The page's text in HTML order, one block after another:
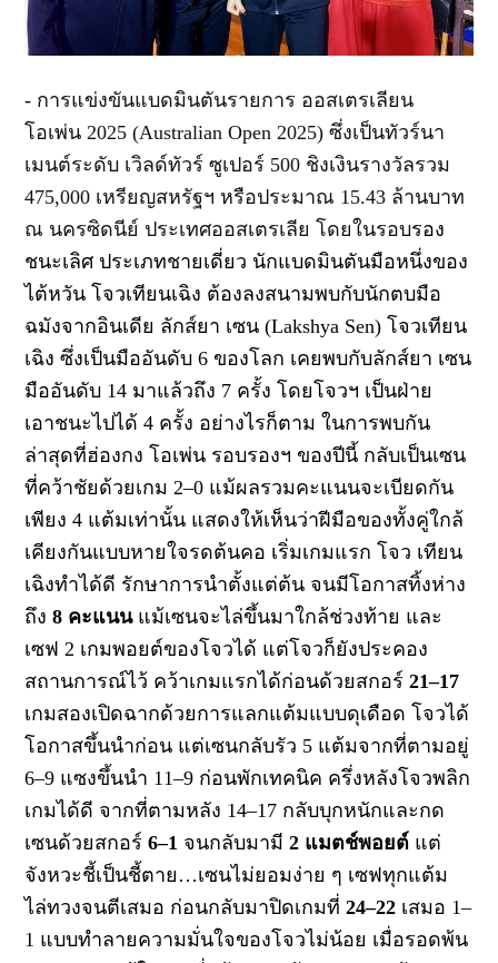
- การแข่งขันแบดมินตันรายการ ออสเตรเลียน
โอเพ่น2025 (Australian Open 2025)ซึ่งเป็นทัวร์นา
เมนต์ระดับ เวิลด์ทัวร์ ซูเปอร์ 500 ชิงเงินรางวัลรวม
475,000 เหรียญสหรัฐฯ หรือประมาณ 15.43 ล้านบาท
ณ นครซิดนีย์ ประเทศออสเตรเลีย โดยในรอบรอง
ชนะเลิศ ประเภทชายเดี่ยว นักแบดมินตันมือหนึ่งของ
ไต้หวัน โจวเทียนเฉิง ต้องลงสนามพบกับนักตบมือ
ฉมังจากอินเดีย ลักส์ยา เซน (Lakshya Sen)โจวเทียน
เฉิง ซึ่งเป็นมืออันดับ6 ของโลก เคยพบกับลักส์ยา เซน
มืออันดับ 14 มาแล้วถึง 7 ครั้งโดยโจวฯ เป็นฝ่าย
เอาชนะไปได้4 ครั้ง อย่างไรก็ตาม ในการพบกัน
ล่าสุดที่ฮ่องกง โอเพ่น รอบรองฯ ของปีนี้ กลับเป็นเซน
ที่คว้าชัยด้วยเกม2–0 แม้ผลรวมคะแนนจะเบียดกัน
เพียง4 แต้มเท่านั้น แสดงให้เห็นว่าฝีมือของทั้งคู่ใกล้
เคียงกันแบบหายใจรดต้นคอ เริ่มเกมแรก โจว เทียน
เฉิงทำได้ดี รักษาการนำตั้งแต่ต้น จนมีโอกาสทิ้งห่าง
ถึง8 คะแนน แม้เซนจะไล่ขึ้นมาใกล้ช่วงท้าย และ
เซฟ2 เกมพอยต์ของโจวได้ แต่โจวก็ยังประคอง
สถานการณ์ไว้ คว้าเกมแรกได้ก่อนด้วยสกอร์21–17
เกมสองเปิดฉากด้วยการแลกแต้มแบบดุเดือดโจวได้
โอกาสขึ้นนำก่อน แต่เซนกลับรัว 5 แต้มจากที่ตามอยู่
6–9 แซงขึ้นนำ 11–9 ก่อนพักเทคนิค ครึ่งหลังโจวพลิก
เกมได้ดี จากที่ตามหลัง 14–17 กลับบุกหนักและกด
เซนด้วยสกอร์6–1 จนกลับมามี2 แมตช์พอยต์ แต่
จังหวะชี้เป็นชี้ตาย …เซนไม่ยอมง่าย ๆ เซฟทุกแต้ม
ไล่ทวงจนตีเสมอ ก่อนกลับมาปิดเกมที่24–22 เสมอ 1–
1 แบบทำลายความมั่นใจของโจวไม่น้อย เมื่อรอดพ้น